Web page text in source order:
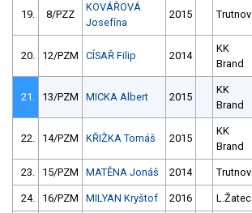
19. 8/PZZ
KOVÁŘOVÁ
Josefína
2015 Trutnov
20. 12/PZM CÍSAŘ Filip 2014
KK
Brand
21. 13/PZM MICKA Albert 2015
KK
Brand
22. 14/PZM KŘIŽKA Tomáš 2015
KK
Brand
23. 15/PZM MATĚNA Jonáš 2014 Trutnov
24. 16/PZM MILYAN Kryštof 2016 L.Žatec